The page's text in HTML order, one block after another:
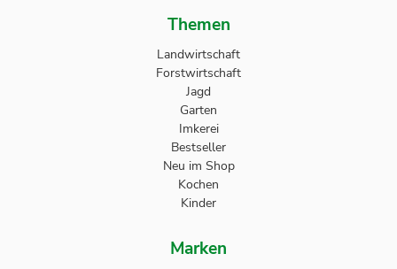
Themen
Landwirtschaft
Forstwirtschaft
Jagd
Garten
Imkerei
Bestseller
Neu im Shop
Kochen
Kinder
Marken